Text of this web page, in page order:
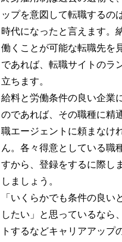
ップを意図して転職するの
時代になったと言えます。
働くことが可能な転職先を
であれば、転職サイトのラ
立ちます。
給料と労働条件の良い企業
のであれば、その職種に精
職エージェントに頼まなけ
ん。各々得意としている職
すから、登録をするに際し
しましょう。
「いくらかでも条件の良い
したい」と思っているなら
トするなどキャリアアップ